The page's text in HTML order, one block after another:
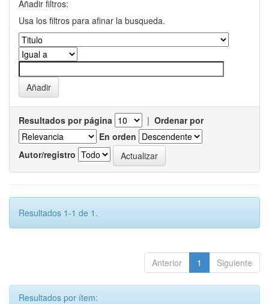
Añadir filtros:
Usa los filtros para afinar la busqueda.
Resultados por página | Ordenar por
En orden
Autor/registro
Resultados 1-1 de 1.
Anterior 1 Siguiente
Resultados por ítem: